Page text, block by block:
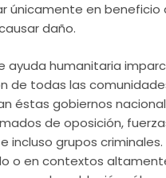
únicamente en beneficio
daño.
ayuda humanitaria
de todas las
éstas gobiernos
de oposición,
incluso grupos criminales.
o en contextos